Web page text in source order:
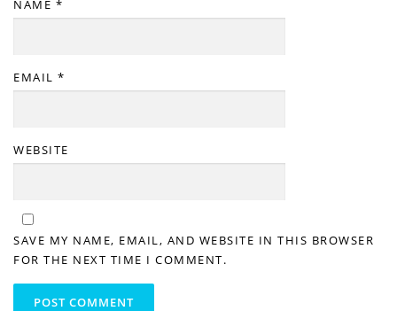
NAME *
EMAIL *
WEBSITE
SAVE MY NAME, EMAIL, AND WEBSITE IN THIS BROWSER
FOR THE NEXT TIME I COMMENT.